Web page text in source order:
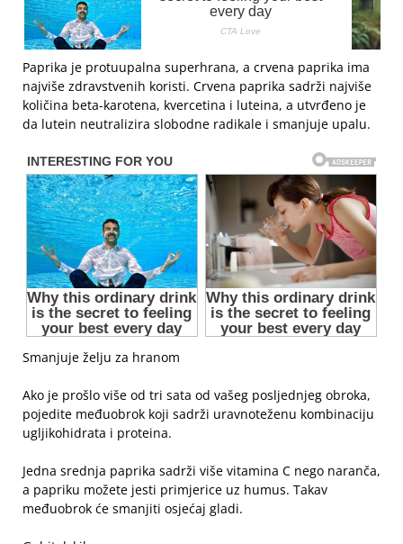
Paprika je protuupalna superhrana, a crvena paprika ima
najviše zdravstvenih koristi. Crvena paprika sadrži najviše
količina beta-karotena, kvercetina i luteina, a utvrđeno je
da lutein neutralizira slobodne radikale i smanjuje upalu.
Smanjuje želju za hranom
Ako je prošlo više od tri sata od vašeg posljednjeg obroka,
pojedite međuobrok koji sadrži uravnoteženu kombinaciju
ugljikohidrata i proteina.
Jedna srednja paprika sadrži više vitamina C nego naranča,
a papriku možete jesti primjerice uz humus. Takav
međuobrok će smanjiti osjećaj gladi.